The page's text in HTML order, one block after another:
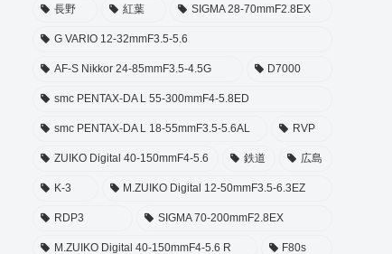
長野 紅葉 SIGMA 28-70mmF2.8EX
G VARIO 12-32mmF3.5-5.6
AF-S Nikkor 24-85mmF3.5-4.5G D7000
smc PENTAX-DA L 55-300mmF4-5.8ED
smc PENTAX-DA L 18-55mmF3.5-5.6AL RVP
ZUIKO Digital 40-150mmF4-5.6 鉄道 広島
K-3 M.ZUIKO Digital 12-50mmF3.5-6.3EZ
RDP3 SIGMA 70-200mmF2.8EX
M.ZUIKO Digital 40-150mmF4-5.6 R F80s